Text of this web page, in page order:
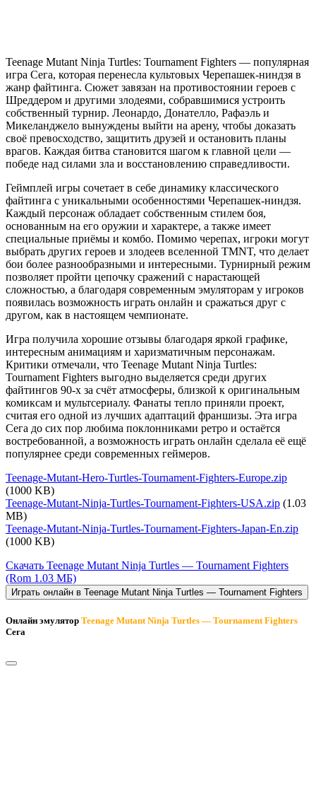
Teenage Mutant Ninja Turtles: Tournament Fighters — популярная
игра Сега, которая перенесла культовых Черепашек-ниндзя в
жанр файтинга. Сюжет завязан на противостоянии героев с
Шреддером и другими злодеями, собравшимися устроить
собственный турнир. Леонардо, Донателло, Рафаэль и
Микеланджело вынуждены выйти на арену, чтобы доказать
своё превосходство, защитить друзей и остановить планы
врагов. Каждая битва становится шагом к главной цели —
победе над силами зла и восстановлению справедливости.
Геймплей игры сочетает в себе динамику классического
файтинга с уникальными особенностями Черепашек-ниндзя.
Каждый персонаж обладает собственным стилем боя,
основанным на его оружии и характере, а также имеет
специальные приёмы и комбо. Помимо черепах, игроки могут
выбрать других героев и злодеев вселенной TMNT, что делает
бои более разнообразными и интересными. Турнирный режим
позволяет пройти цепочку сражений с нарастающей
сложностью, а благодаря современным эмуляторам у игроков
появилась возможность играть онлайн и сражаться друг с
другом, как в настоящем чемпионате.
Игра получила хорошие отзывы благодаря яркой графике,
интересным анимациям и харизматичным персонажам.
Критики отмечали, что Teenage Mutant Ninja Turtles:
Tournament Fighters выгодно выделяется среди других
файтингов 90-х за счёт атмосферы, близкой к оригинальным
комиксам и мультсериалу. Фанаты тепло приняли проект,
считая его одной из лучших адаптаций франшизы. Эта игра
Сега до сих пор любима поклонниками ретро и остаётся
востребованной, а возможность играть онлайн сделала её ещё
популярнее среди современных геймеров.
Teenage-Mutant-Hero-Turtles-Tournament-Fighters-Europe.zip
(1000 KB)
Teenage-Mutant-Ninja-Turtles-Tournament-Fighters-USA.zip (1.03
MB)
Teenage-Mutant-Ninja-Turtles-Tournament-Fighters-Japan-En.zip
(1000 KB)
Скачать Teenage Mutant Ninja Turtles — Tournament Fighters
(Rom 1.03 МБ)
Играть онлайн в Teenage Mutant Ninja Turtles — Tournament Fighters
Онлайн эмулятор Teenage Mutant Ninja Turtles — Tournament Fighters
Сега